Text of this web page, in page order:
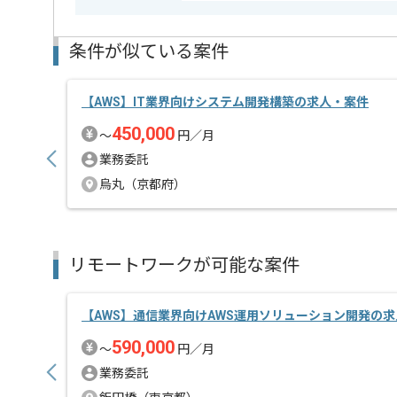
条件が似ている案件
【AWS】IT業界向けシステム開発構築の求人・案件
〜450,000 円／月
業務委託
烏丸（京都府）
リモートワークが可能な案件
【AWS】通信業界向けAWS運用ソリューション開発の
〜590,000 円／月
業務委託